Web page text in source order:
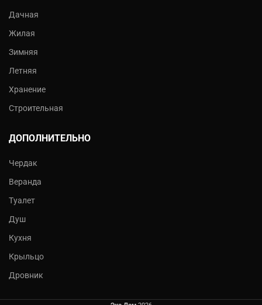
Дачная
Жилая
Зимняя
Летняя
Хранение
Строительная
ДОПОЛНИТЕЛЬНО
Чердак
Веранда
Туалет
Душ
Кухня
Крыльцо
Дровник